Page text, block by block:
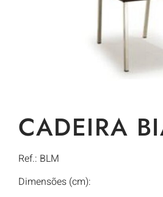
CADEIRA
Ref.: BLM
Dimensões (cm):